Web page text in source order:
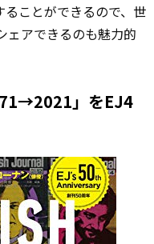
ることができるので、世
ェアできるのも魅力的
」をEJ4